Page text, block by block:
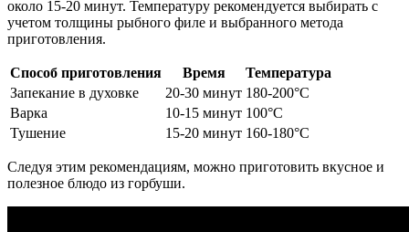
около 15-20 минут. Температуру рекомендуется выбирать с
учетом толщины рыбного филе и выбранного метода
приготовления.
Способ приготовления Время
Температура
Запекание в духовке
20-30 минут 180-200°C
Варка
10-15 минут 100°C
Тушение
15-20 минут 160-180°C
Следуя этим рекомендациям, можно приготовить вкусное и
полезное блюдо из горбуши.